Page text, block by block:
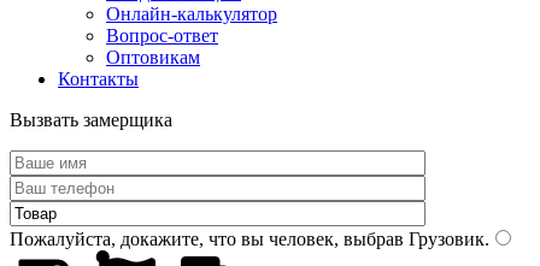
Онлайн-калькулятор
Вопрос-ответ
Оптовикам
Контакты
Вызвать замерщика
Пожалуйста, докажите, что вы человек, выбрав Грузовик.